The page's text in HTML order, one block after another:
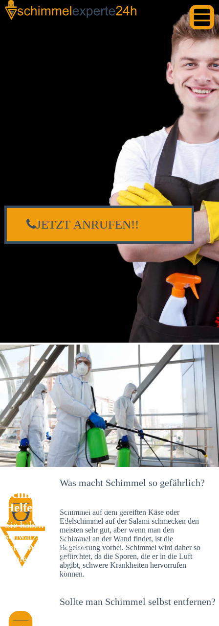
Schimmelexperte in Rieden – Ihr
Helfer an Ort und Stelle
Sie haben kürzlich
schwarze Flecken an
Ihrer Wand entdeckt?
Schlechte Nachrichten:
Sie haben einen
JETZT ANRUFEN!!
Was macht Schimmel so gefährlich?
Schimmel auf dem gereiften Käse oder
Edelschimmel auf der Salami schmecken den
meisten sehr gut, aber wenn man den
Schimmel an der Wand findet, ist die
Begeisterung vorbei. Schimmel wird daher so
gefürchtet, da die Sporen, die er in die Luft
abgibt, schwere Krankheiten hervorrufen
können.
Sollte man Schimmel selbst entfernen?